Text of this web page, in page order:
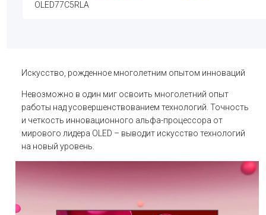
Искусство, рожденное многолетним опытом инноваций
Невозможно в один миг освоить многолетний опыт
работы над усовершенствованием технологий. Точность
и четкость инновационного альфа-процессора от
мирового лидера OLED – выводит искусство технологий
на новый уровень.